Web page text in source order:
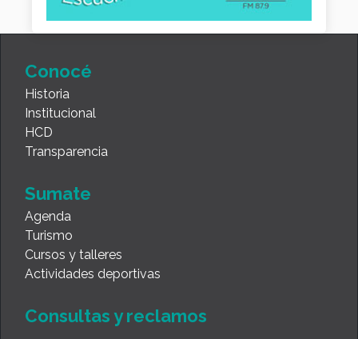
Conocé
Historia
Institucional
HCD
Transparencia
Sumate
Agenda
Turismo
Cursos y talleres
Actividades deportivas
Consultas y reclamos